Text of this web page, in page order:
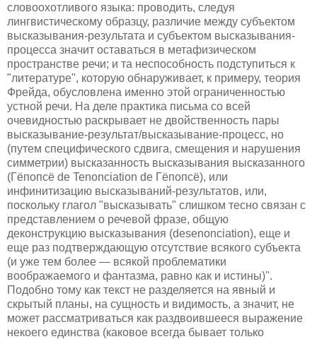
словоохотливого языка: проводить, следуя
лингвистическому образцу, различие между субъектом
высказывания-результата и субъектом высказывания-
процесса значит оставаться в метафизическом
пространстве речи; и та неспособность подступиться к
"литературе", которую обнаруживает, к примеру, теория
Фрейда, обусловлена именно этой ограниченностью
устной речи. На деле практика письма со всей
очевидностью раскрывает не двойственность пары
высказывание-результат/высказывание-процесс, но
(путем специфического сдвига, смещения и нарушения
симметрии) высказанность высказывания высказанного
(Гёпопсё de Tenonciation de Гёпопсё), или
инфинитизацию высказываний-результатов, или,
поскольку глагол "высказывать" слишком тесно связан с
представлением о речевой фразе, общую
деконструкцию высказывания (desenonciation), еще и
еще раз подтверждающую отсутствие всякого субъекта
(и уже тем более — всякой проблематики
воображаемого и фантазма, равно как и истины)''.
Подобно тому как текст не разделяется на явный и
скрытый планы, на сущность и видимость, а значит, не
может рассматриваться как раздвоившееся выражение
некоего единства (каковое всегда бывает только